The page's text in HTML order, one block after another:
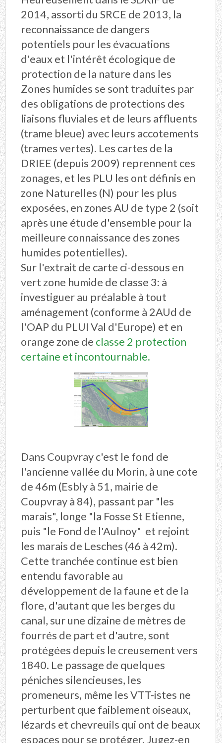
2014, assorti du SRCE de 2013, la
reconnaissance de dangers
potentiels pour les évacuations
d'eaux et l'intérêt écologique de
protection de la nature dans les
Zones humides se sont traduites par
des obligations de protections des
liaisons fluviales et de leurs affluents
(trame bleue) avec leurs accotements
(trames vertes). Les cartes de la
DRIEE (depuis 2009) reprennent ces
zonages, et les PLU les ont définis en
zone Naturelles (N) pour les plus
exposées, en zones AU de type 2 (soit
après une étude d'ensemble pour la
meilleure connaissance des zones
humides potentielles).
Sur l'extrait de carte ci-dessous en
vert zone humide de classe 3: à
investiguer au préalable à tout
aménagement (conforme à 2AUd de
l'OAP du PLUI Val d'Europe) et en
orange zone de classe 2 protection
certaine et incontournable.
Dans Coupvray c'est le fond de
l'ancienne vallée du Morin, à une cote
de 46m (Esbly à 51, mairie de
Coupvray à 84), passant par "les
marais", longe "la Fosse St Etienne,
puis "le Fond de l'Aulnoy" et rejoint
les marais de Lesches (46 à 42m).
Cette tranchée continue est bien
entendu favorable au
développement de la faune et de la
flore, d'autant que les berges du
canal, sur une dizaine de mètres de
fourrés de part et d'autre, sont
protégées depuis le creusement vers
1840. Le passage de quelques
péniches silencieuses, les
promeneurs, même les VTT-istes ne
perturbent que faiblement oiseaux,
lézards et chevreuils qui ont de beaux
espaces pour se protéger. Jugez-en